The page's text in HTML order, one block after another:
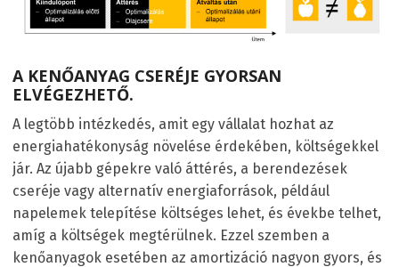
A KENŐANYAG CSERÉJE GYORSAN
ELVÉGEZHETŐ.
A legtöbb intézkedés, amit egy vállalat hozhat az
energiahatékonyság növelése érdekében, költségekkel
jár. Az újabb gépekre való áttérés, a berendezések
cseréje vagy alternatív energiaforrások, például
napelemek telepítése költséges lehet, és évekbe telhet,
amíg a költségek megtérülnek. Ezzel szemben a
kenőanyagok esetében az amortizáció nagyon gyors, és